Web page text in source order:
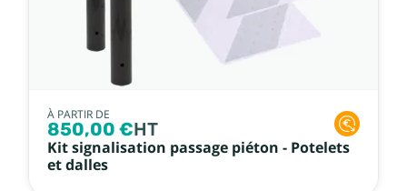
À PARTIR DE
850,00 €HT
Kit signalisation passage piéton - Potelets
et dalles